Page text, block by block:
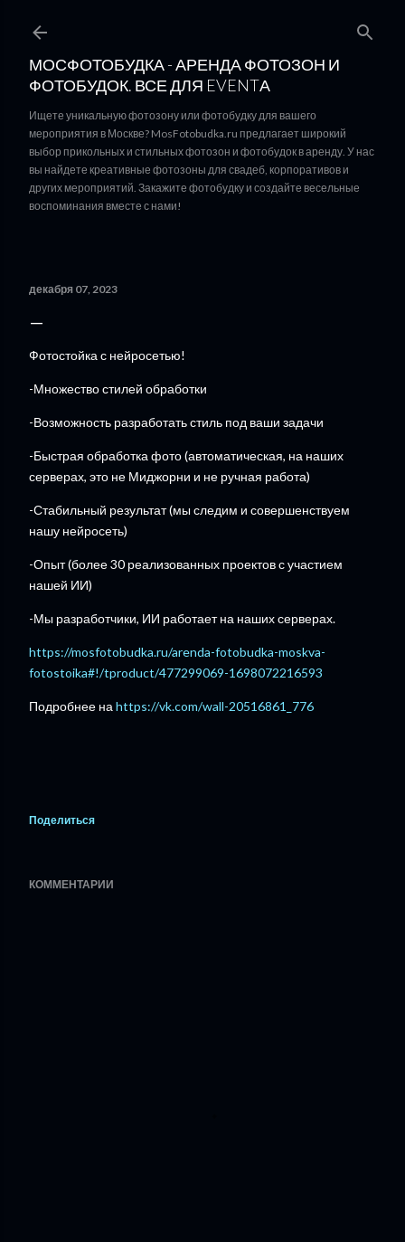
МОСФОТОБУДКА - АРЕНДА ФОТОЗОН И
ФОТОБУДОК. ВСЕ ДЛЯ EVENTА
Ищете уникальную фотозону или фотобудку для вашего
мероприятия в Москве? MosFotobudka.ru предлагает широкий
выбор прикольных и стильных фотозон и фотобудок в аренду. У нас
вы найдете креативные фотозоны для свадеб, корпоративов и
других мероприятий. Закажите фотобудку и создайте весельные
воспоминания вместе с нами!
декабря 07, 2023
Фотостойка с нейросетью!
-Множество стилей обработки
-Возможность разработать стиль под ваши задачи
-Быстрая обработка фото (автоматическая, на наших
серверах, это не Миджорни и не ручная работа)
-Стабильный результат (мы следим и совершенствуем
нашу нейросеть)
-Опыт (более 30 реализованных проектов с участием
нашей ИИ)
-Мы разработчики, ИИ работает на наших серверах.
https://mosfotobudka.ru/arenda-fotobudka-moskva-
fotostoika#!/tproduct/477299069-1698072216593
Подробнее на https://vk.com/wall-20516861_776
Поделиться
КОММЕНТАРИИ